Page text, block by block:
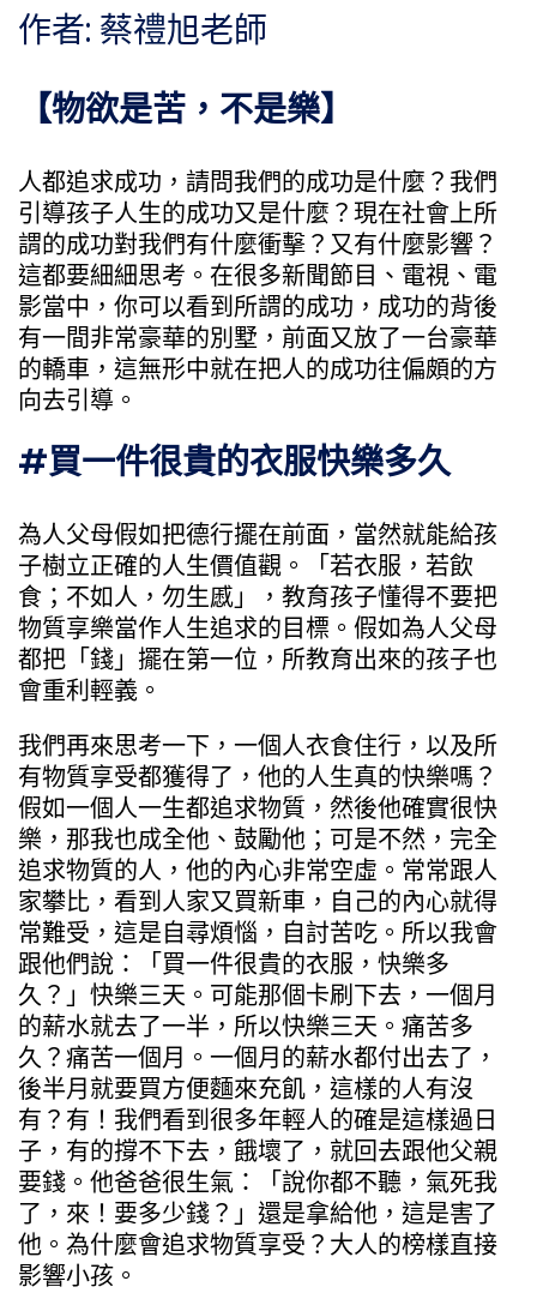
作者: 蔡禮旭老師
【物欲是苦，不是樂】
人都追求成功，請問我們的成功是什麼？我們
引導孩子人生的成功又是什麼？現在社會上所
謂的成功對我們有什麼衝擊？又有什麼影響？
這都要細細思考。在很多新聞節目、電視、電
影當中，你可以看到所謂的成功，成功的背後
有一間非常豪華的別墅，前面又放了一台豪華
的轎車，這無形中就在把人的成功往偏頗的方
向去引導。
#買一件很貴的衣服快樂多久
為人父母假如把德行擺在前面，當然就能給孩
子樹立正確的人生價值觀。「若衣服，若飲
食；不如人，勿生慼」，教育孩子懂得不要把
物質享樂當作人生追求的目標。假如為人父母
都把「錢」擺在第一位，所教育出來的孩子也
會重利輕義。
我們再來思考一下，一個人衣食住行，以及所
有物質享受都獲得了，他的人生真的快樂嗎？
假如一個人一生都追求物質，然後他確實很快
樂，那我也成全他、鼓勵他；可是不然，完全
追求物質的人，他的內心非常空虛。常常跟人
家攀比，看到人家又買新車，自己的內心就得
常難受，這是自尋煩惱，自討苦吃。所以我會
跟他們說：「買一件很貴的衣服，快樂多
久？」快樂三天。可能那個卡刷下去，一個月
的薪水就去了一半，所以快樂三天。痛苦多
久？痛苦一個月。一個月的薪水都付出去了，
後半月就要買方便麵來充飢，這樣的人有沒
有？有！我們看到很多年輕人的確是這樣過日
子，有的撐不下去，餓壞了，就回去跟他父親
要錢。他爸爸很生氣：「說你都不聽，氣死我
了，來！要多少錢？」還是拿給他，這是害了
他。為什麼會追求物質享受？大人的榜樣直接
影響小孩。